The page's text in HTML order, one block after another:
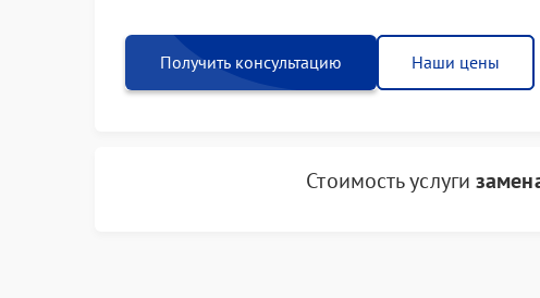
Получить консультацию Наши цены
Стоимость услуги